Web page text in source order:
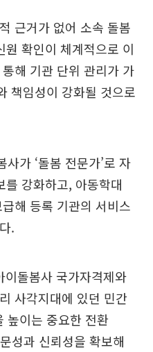
근거가 없어 소속 돌봄
확인이 체계적으로 이
해 기관 단위 관리가 가
책임성이 강화될 것으로
가 ‘돌봄 전문가’로 자
를 강화하고, 아동학대
해 등록 기관의 서비스
.
돌봄사 국가자격제와
사각지대에 있던 민간
높이는 중요한 전환
성과 신뢰성을 확보해